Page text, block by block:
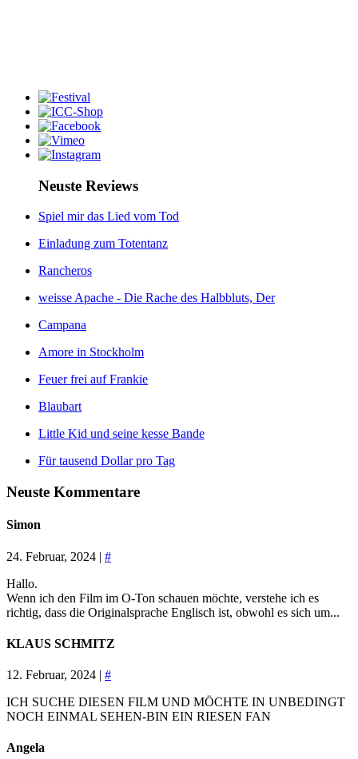
Neuste Reviews
Spiel mir das Lied vom Tod
Einladung zum Totentanz
Rancheros
weisse Apache - Die Rache des Halbbluts, Der
Campana
Amore in Stockholm
Feuer frei auf Frankie
Blaubart
Little Kid und seine kesse Bande
Für tausend Dollar pro Tag
Neuste Kommentare
Simon
24. Februar, 2024 | #
Hallo.
Wenn ich den Film im O-Ton schauen möchte, verstehe ich es
richtig, dass die Originalsprache Englisch ist, obwohl es sich um...
KLAUS SCHMITZ
12. Februar, 2024 | #
ICH SUCHE DIESEN FILM UND MÖCHTE IN UNBEDINGT
NOCH EINMAL SEHEN-BIN EIN RIESEN FAN
Angela